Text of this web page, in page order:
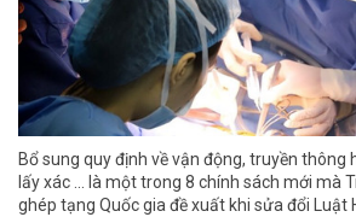
Bổ sung quy định về vận động, truyền thông
lấy xác ... là một trong 8 chính sách mới mà
ghép tạng Quốc gia đề xuất khi sửa đổi Luật